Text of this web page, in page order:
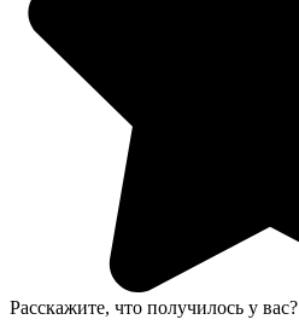
Расскажите, что получилось у вас?